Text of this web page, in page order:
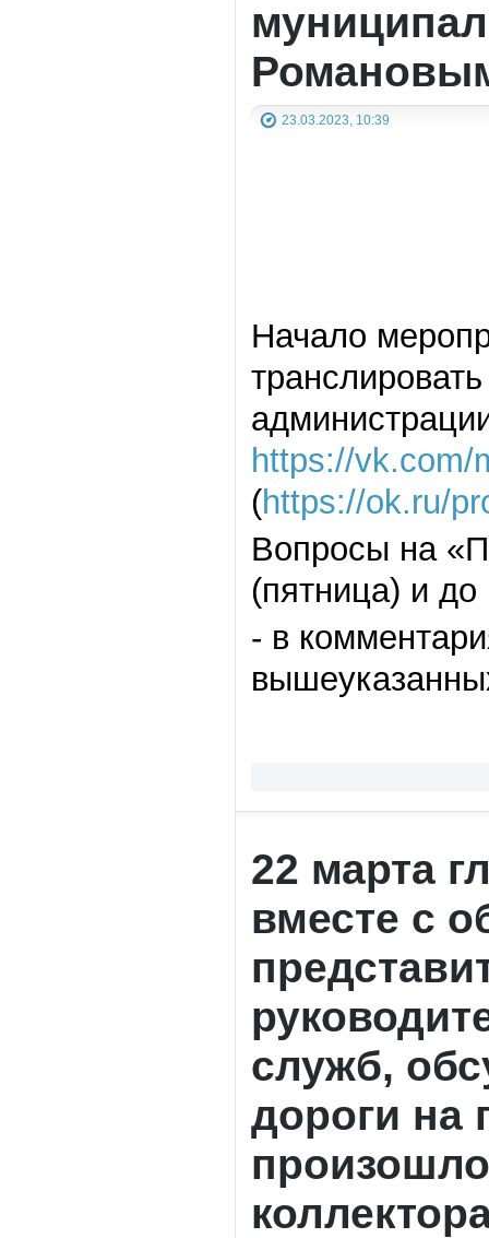
23.03.2023, 10:39
Начало
https://vk.com/
(https://ok.ru/
Вопросы на
(пятница) и
- в
22 марта
вместе с
служб,
дороги на